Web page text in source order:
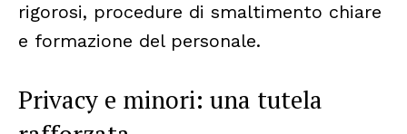
rigorosi, procedure di smaltimento chiare
e formazione del personale.
Privacy e minori: una tutela